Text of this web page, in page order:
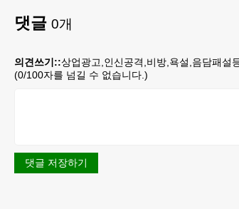
댓글 0개
의견쓰기::상업광고,인신공격,비방,욕설,음담패설
(0/100자를 넘길 수 없습니다.)
댓글 저장하기